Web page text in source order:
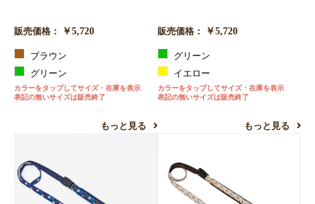
販売価格： ￥5,720
ブラウン
グリーン
カラーをタップしてサイズ・在庫を表示
表記の無いサイズは販売終了
もっと見る
販売価格： ￥5,720
グリーン
イエロー
カラーをタップしてサイズ・在庫を表示
表記の無いサイズは販売終了
もっと見る